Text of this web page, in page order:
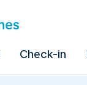
Check-in